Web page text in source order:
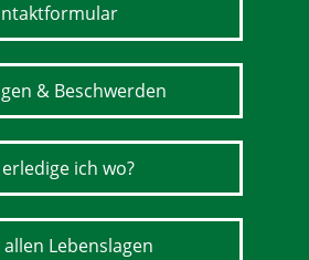
& Beschwerden
ich wo?
Lebenslagen